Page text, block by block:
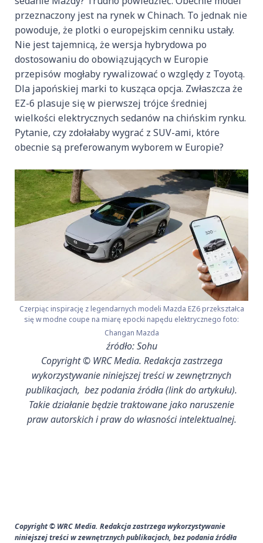
przeznaczony jest na rynek w Chinach. To jednak nie
powoduje, że plotki o europejskim cenniku ustały.
Nie jest tajemnicą, że wersja hybrydowa po
dostosowaniu do obowiązujących w Europie
przepisów mogłaby rywalizować o względy z Toyotą.
Dla japońskiej marki to kusząca opcja. Zwłaszcza że
EZ-6 plasuje się w pierwszej trójce średniej
wielkości elektrycznych sedanów na chińskim rynku.
Pytanie, czy zdołałaby wygrać z SUV-ami, które
obecnie są preferowanym wyborem w Europie?
Czerpiąc inspirację z legendarnych modeli Mazda EZ6 przekształca
się w modne coupe na miarę epocki napędu elektrycznego foto:
Changan Mazda
źródło: Sohu
Copyright © WRC Media. Redakcja zastrzega
wykorzystywanie niniejszej treści w zewnętrznych
publikacjach, bez podania źródła (link do artykułu).
Takie działanie będzie traktowane jako naruszenie
praw autorskich i praw do własności intelektualnej.
Copyright © WRC Media. Redakcja zastrzega wykorzystywanie
niniejszej treści w zewnętrznych publikacjach, bez podania źródła